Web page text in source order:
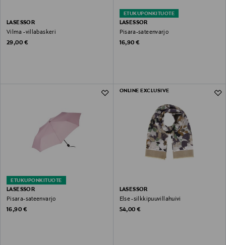
LASESSOR
Vilma -villabaskeri
Original Price
29,00 €
ETUKUPONKITUOTE
LASESSOR
Pisara-sateenvarjo
Original Price
16,90 €
ETUKUPONKITUOTE
LASESSOR
Pisara-sateenvarjo
Original Price
16,90 €
ONLINE EXCLUSIVE
LASESSOR
Else -silkkipuuvillahuivi
Original Price
54,00 €